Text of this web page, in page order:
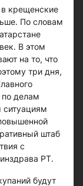
крещенские
По словам
В этом
на то, что
три дня,
делам
штаб
с
РТ.
будут